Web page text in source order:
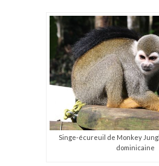
Singe-écureuil de Monkey
dominicaine